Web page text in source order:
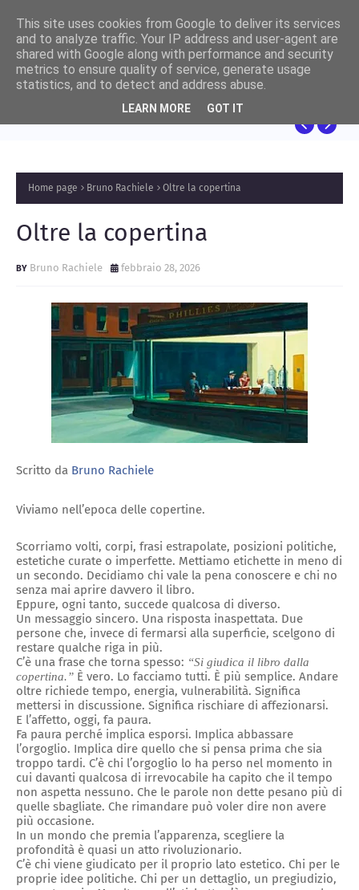
NICCOLÒ RUSCELLI
Sulla Dematerializzazione della Memoria:
Riflessioni Auliche sul Progetto Panama e
Home page Bruno Rachiele Oltre la copertina
Oltre la copertina
Bruno Rachiele febbraio 28, 2026
Scritto da Bruno Rachiele
Viviamo nell’epoca delle copertine.
Scorriamo volti, corpi, frasi estrapolate, posizioni politiche,
estetiche curate o imperfette. Mettiamo etichette in meno di
un secondo. Decidiamo chi vale la pena conoscere e chi no
senza mai aprire davvero il libro.
Eppure, ogni tanto, succede qualcosa di diverso.
Un messaggio sincero. Una risposta inaspettata. Due
persone che, invece di fermarsi alla superficie, scelgono di
restare qualche riga in più.
C’è una frase che torna spesso: “Si giudica il libro dalla
copertina.” È vero. Lo facciamo tutti. È più semplice. Andare
oltre richiede tempo, energia, vulnerabilità. Significa
mettersi in discussione. Significa rischiare di affezionarsi.
E l’affetto, oggi, fa paura.
Fa paura perché implica esporsi. Implica abbassare
l’orgoglio. Implica dire quello che si pensa prima che sia
troppo tardi. C’è chi l’orgoglio lo ha perso nel momento in
cui davanti qualcosa di irrevocabile ha capito che il tempo
non aspetta nessuno. Che le parole non dette pesano più di
quelle sbagliate. Che rimandare può voler dire non avere
più occasione.
In un mondo che premia l’apparenza, scegliere la
profondità è quasi un atto rivoluzionario.
C’è chi viene giudicato per il proprio lato estetico. Chi per le
proprie idee politiche. Chi per un dettaglio, un pregiudizio,
This site uses cookies from Google to deliver its services
and to analyze traffic. Your IP address and user-agent are
shared with Google along with performance and security
metrics to ensure quality of service, generate usage
statistics, and to detect and address abuse.
LEARN MORE GOT IT